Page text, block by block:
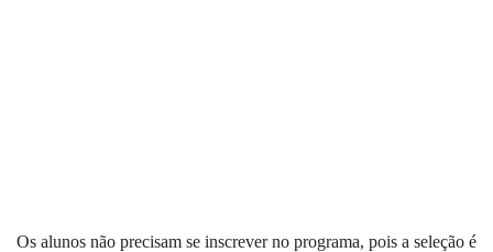
Os alunos não precisam se inscrever no programa, pois a seleção é